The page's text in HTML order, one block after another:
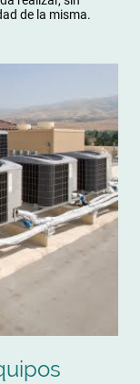
de la misma.